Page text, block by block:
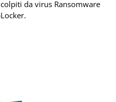
da virus Ransomware